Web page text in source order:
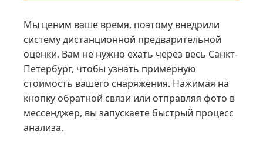
Мы ценим ваше время, поэтому внедрили
систему дистанционной предварительной
оценки. Вам не нужно ехать через весь Санкт-
Петербург, чтобы узнать примерную
стоимость вашего снаряжения. Нажимая на
кнопку обратной связи или отправляя фото в
мессенджер, вы запускаете быстрый процесс
анализа.